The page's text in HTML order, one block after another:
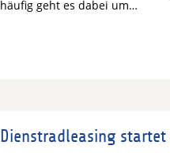
häufig geht es dabei um…
Dienstradleasing startet